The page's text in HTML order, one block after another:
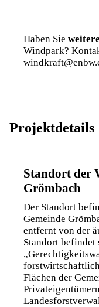
Haben Sie
Windpark?
Projektdetails
Standort der
Grömbach
Der Standort
Gemeinde
entfernt von der
Standort
Flächen der